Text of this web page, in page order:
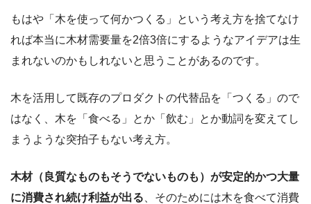
もはや「木を使って何かつくる」という考え方を捨てなけ
れば本当に木材需要量を2倍3倍にするようなアイデアは生
まれないのかもしれないと思うことがあるのです。
木を活用して既存のプロダクトの代替品を「つくる」ので
はなく、木を「食べる」とか「飲む」とか動詞を変えてし
まうような突拍子もない考え方。
木材（良質なものもそうでないものも）が安定的かつ大量
に消費され続け利益が出る 、そのためには木を食べて消費